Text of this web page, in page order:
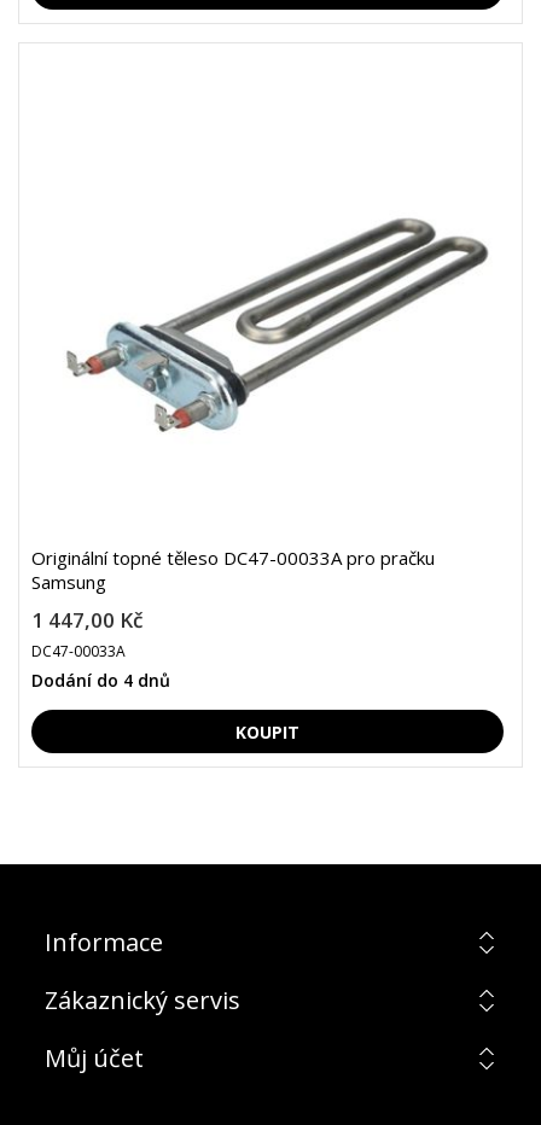
Originální topné těleso DC47-00033A pro pračku
Samsung
1 447,00 Kč
DC47-00033A
Dodání do 4 dnů
Informace
Zákaznický servis
Můj účet